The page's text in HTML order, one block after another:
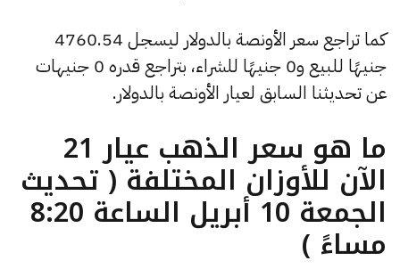
كما تراجع سعر الأونصة بالدولار ليسجل 4760.54
جنيهًا للبيع و0 جنيهًا للشراء، بتراجع قدره 0 جنيهات
عن تحديثنا السابق لعيار الأونصة بالدولار.
ما هو سعر الذهب عيار 21
الآن للأوزان المختلفة ( تحديث
الجمعة 10 أبريل الساعة 8:20
مساءً )